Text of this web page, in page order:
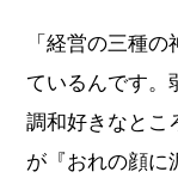
「経営の三種
ているんです。
調和好きなとこ
が『おれの顔に